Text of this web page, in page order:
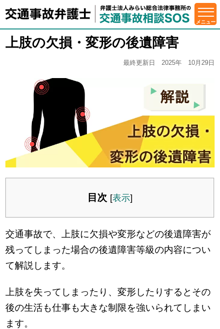
上肢の欠損・変形の後遺障害
最終更新日 2025年 10月29日
目次 [表示]
交通事故で、上肢に欠損や変形などの後遺障害が
残ってしまった場合の後遺障害等級の内容につい
て解説します。
上肢を失ってしまったり、変形したりするとその
後の生活も仕事も大きな制限を強いられてしまい
ます。